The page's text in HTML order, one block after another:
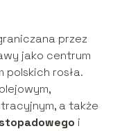
przez
jako centrum
rosła.
a także
i